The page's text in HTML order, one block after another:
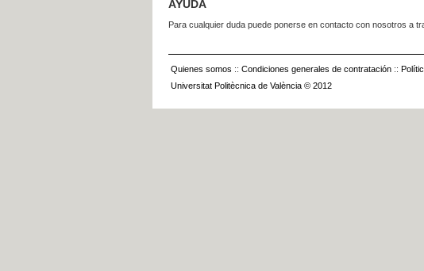
AYUDA
Para cualquier duda puede ponerse en contacto con nosotros a
Quienes somos :: Condiciones generales de contratación ::
Universitat Politècnica de València © 2012